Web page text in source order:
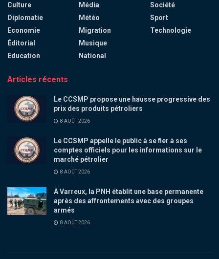
Culture
Diplomatie
Economie
Éditorial
Education
Média
Météo
Migration
Musique
National
Société
Sport
Technologie
Articles récents
Le CCSMP propose une hausse progressive des
prix des produits pétroliers
8 AOÛT 2026
Le CCSMP appelle le public à se fier à ses
comptes officiels pour les informations sur le
marché pétrolier
8 AOÛT 2026
À Varreux, la PNH établit une base permanente
après des affrontements avec des groupes
armés
8 AOÛT 2026